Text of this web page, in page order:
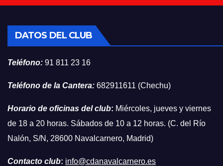
DATOS DEL CLUB
Teléfono: 91 811 23 16
Teléfono de la Cantera: 682911611 (Chechu)
Horario de oficinas del club: Miércoles, jueves y viernes
de 18 a 20 horas. Sábados de 10 a 12 horas. (C. del Río
Nalón, S/N, 28600 Navalcarnero, Madrid)
Contacto club: info@cdanavalcarnero.es